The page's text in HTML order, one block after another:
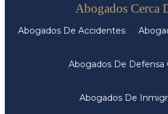
Abogados Cerca
Abogados De Accidentes
Abogados De Defensa
Abogados De